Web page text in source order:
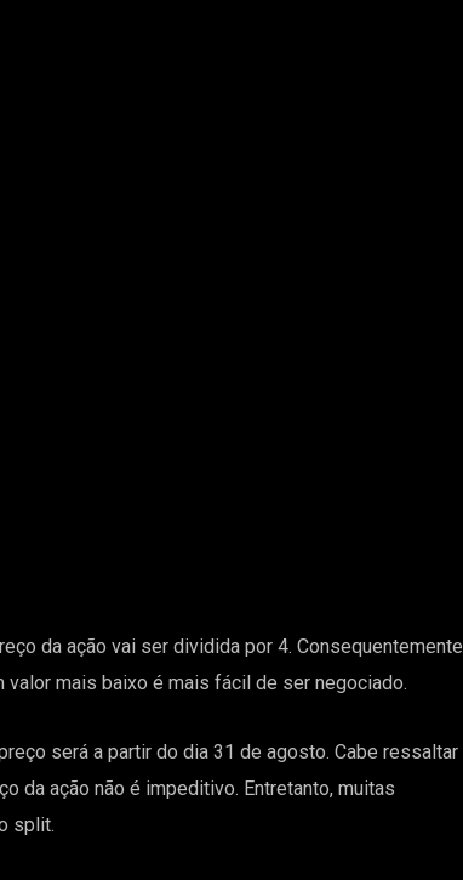
da ação vai ser dividida por 4. Consequentemente
mais baixo é mais fácil de ser negociado.
será a partir do dia 31 de agosto. Cabe ressaltar
da ação não é impeditivo. Entretanto, muitas
split.